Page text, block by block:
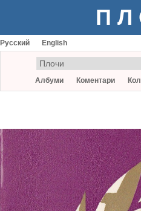
Русский English
Албуми Коментари